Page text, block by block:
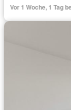
Vor 1 Woche, 1 Tag